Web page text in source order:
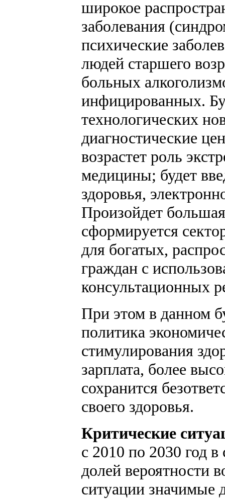
широкое
заболевания
психические
людей старшего
больных
инфицированных.
технологических
диагностические
возрастет роль
медицины; будет
здоровья,
Произойдет
сформируется
для богатых,
граждан с
консультационных
При этом в данном
политика
стимулирования
зарплата, более
сохранится
своего здоровья.
Критические
с 2010 по 2030 год
долей вероятности
ситуации значимые